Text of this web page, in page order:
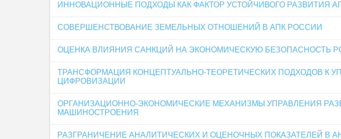
ИННОВАЦИОННЫЕ ПОДХОДЫ КАК ФАКТОР УСТОЙЧИВОГО РАЗВИТИЯ
СОВЕРШЕНСТВОВАНИЕ ЗЕМЕЛЬНЫХ ОТНОШЕНИЙ В АПК РОССИИ
ОЦЕНКА ВЛИЯНИЯ САНКЦИЙ НА ЭКОНОМИЧЕСКУЮ БЕЗОПАСНОСТЬ
ТРАНСФОРМАЦИЯ КОНЦЕПТУАЛЬНО-ТЕОРЕТИЧЕСКИХ ПОДХОДОВ К
ЦИФРОВИЗАЦИИ
ОРГАНИЗАЦИОННО-ЭКОНОМИЧЕСКИЕ МЕХАНИЗМЫ УПРАВЛЕНИЯ
МАШИНОСТРОЕНИЯ
РАЗГРАНИЧЕНИЕ АНАЛИТИЧЕСКИХ И ОЦЕНОЧНЫХ ПОКАЗАТЕЛЕЙ